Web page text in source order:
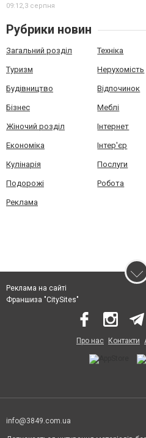
09:12,3 серпня
Рубрики новин
Загальний розділ Техніка
Туризм Нерухомість
Будівництво Відпочинок
Бізнес Меблі
Жіночий розділ Інтернет
Економіка Інтер'єр
Кулінарія Послуги
Подорожі Робота
Реклама
Реклама на сайті
Франшиза "CitySites"
Про нас Контакти
info@3849.com.ua